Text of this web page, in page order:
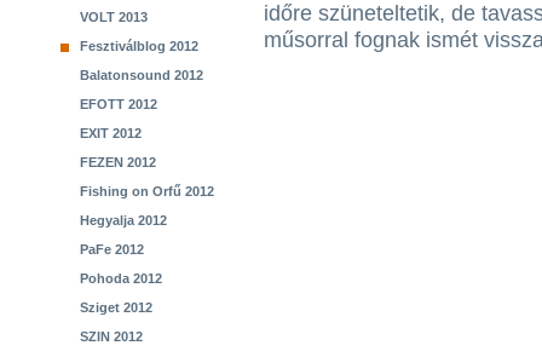
VOLT 2013
Fesztiválblog 2012
Balatonsound 2012
EFOTT 2012
EXIT 2012
FEZEN 2012
Fishing on Orfű 2012
Hegyalja 2012
PaFe 2012
Pohoda 2012
Sziget 2012
SZIN 2012
időre szüneteltetik, de
műsorral fognak ismét